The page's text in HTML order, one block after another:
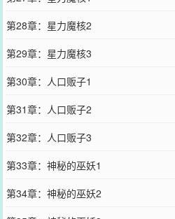
第28章：星力魔核2
第29章：星力魔核3
第30章：人口贩子1
第31章：人口贩子2
第32章：人口贩子3
第33章：神秘的巫妖1
第34章：神秘的巫妖2